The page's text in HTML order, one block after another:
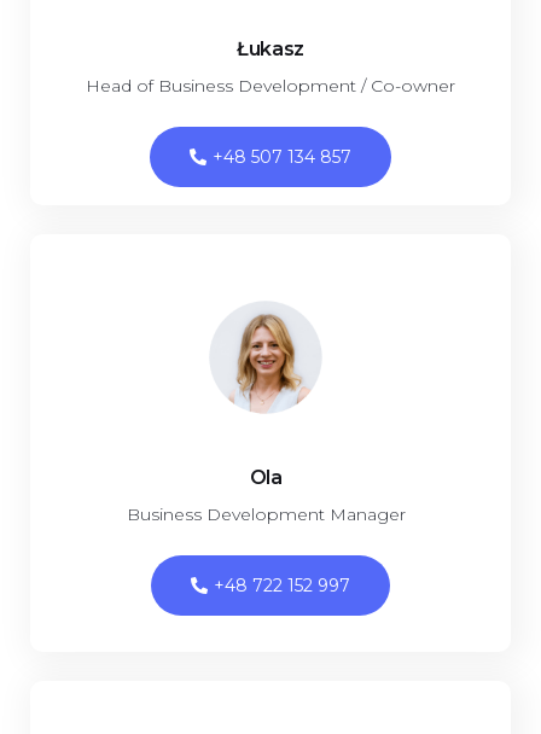
Łukasz
Head of Business Development / Co-owner
+48 507 134 857
Ola
Business Development Manager
+48 722 152 997